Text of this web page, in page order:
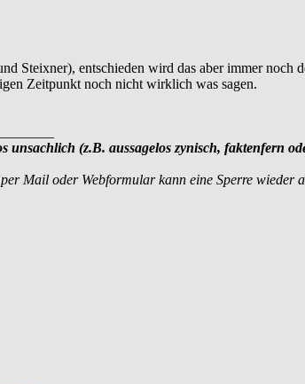
Steixner), entschieden wird das aber immer noch
Zeitpunkt noch nicht wirklich was sagen.
unsachlich (z.B. aussagelos zynisch, faktenfern
Mail oder Webformular kann eine Sperre wieder